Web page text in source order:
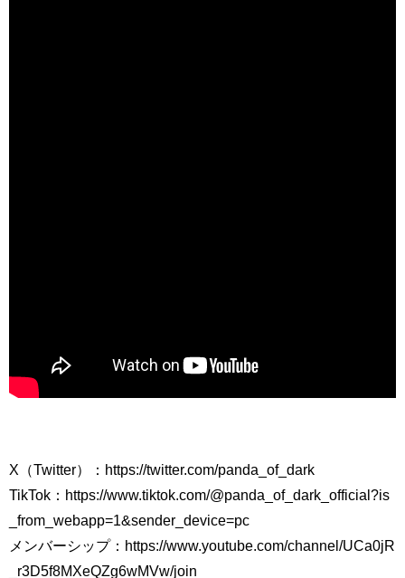
X（Twitter）：https://twitter.com/panda_of_dark
TikTok：https://www.tiktok.com/@panda_of_dark_official?is
_from_webapp=1&sender_device=pc
メンバーシップ：https://www.youtube.com/channel/UCa0jR
_r3D5f8MXeQZg6wMVw/join